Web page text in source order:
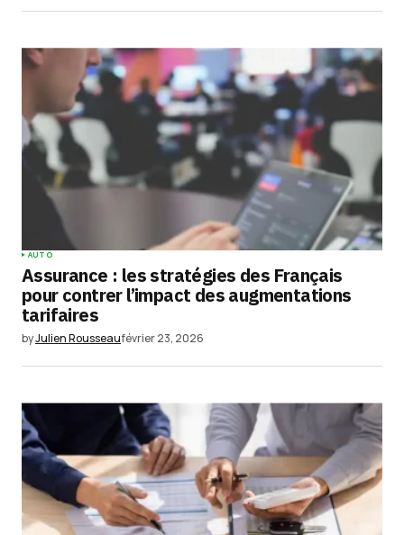
Submit Comment
AUTO
Assurance : les stratégies des Français
pour contrer l’impact des augmentations
tarifaires
byJulien Rousseaufévrier 23, 2026